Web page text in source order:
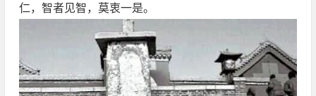
仁，智者见智，莫衷一是。